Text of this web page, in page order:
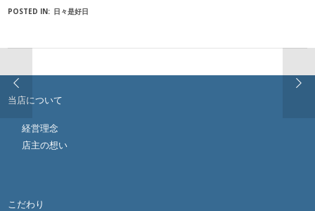
POSTED IN: 日々是好日
当店について
経営理念
店主の想い
こだわり